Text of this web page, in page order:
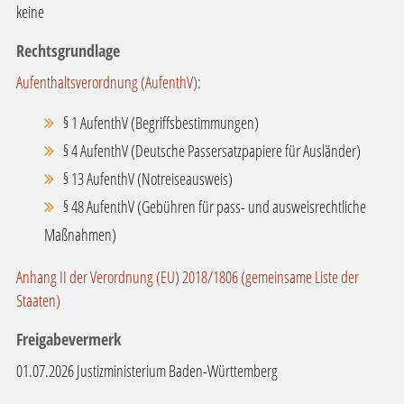
keine
Rechtsgrundlage
Aufenthaltsverordnung (AufenthV):
§ 1 AufenthV (Begriffsbestimmungen)
§ 4 AufenthV (Deutsche Passersatzpapiere für Ausländer)
§ 13 AufenthV (Notreiseausweis)
§ 48 AufenthV (Gebühren für pass- und ausweisrechtliche
Maßnahmen)
Anhang II der Verordnung (EU) 2018/1806 (gemeinsame Liste der
Staaten)
Freigabevermerk
01.07.2026 Justizministerium Baden-Württemberg